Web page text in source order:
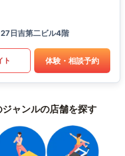
日吉第二ビル4階
ト 体験・相談予約
ャンルの店舗を探す